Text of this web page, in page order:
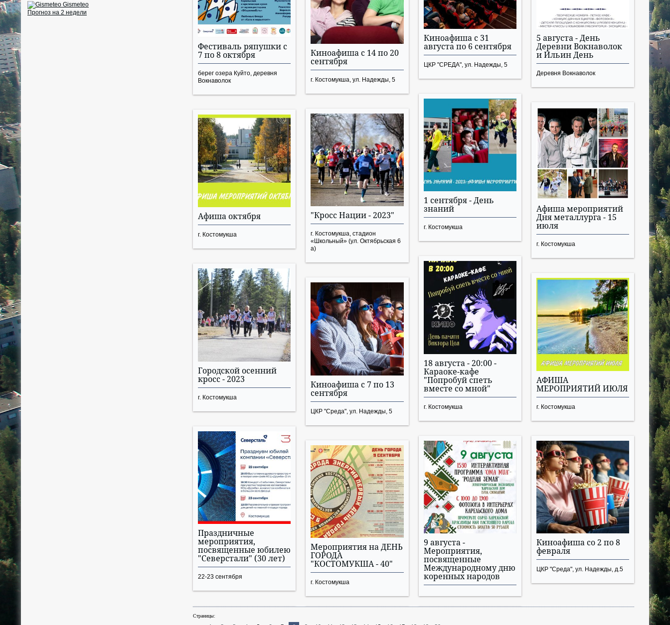
Gismeteo
Прогноз на 2 недели
Фестиваль ряпушки с
7 по 8 октября
берег озера Куйто, деревня
Вокнаволок
Афиша октября
г. Костомукша
Городской осенний
кросс - 2023
г. Костомукша
Праздничные
мероприятия,
посвященные юбилею
"Северстали" (30 лет)
22-23 сентября
Киноафиша с 14 по 20
сентября
г. Костомукша, ул. Надежды, 5
"Кросс Нации - 2023"
г. Костомукша, стадион
«Школьный» (ул. Октябрьская 6
а)
Киноафиша с 7 по 13
сентября
ЦКР "Среда", ул. Надежды, 5
Мероприятия на ДЕНЬ
ГОРОДА
"КОСТОМУКША - 40"
г. Костомукша
Киноафиша с 31
августа по 6 сентября
ЦКР "СРЕДА", ул. Надежды, 5
1 сентября - День
знаний
г. Костомукша
18 августа - 20:00 -
Караоке-кафе
"Попробуй спеть
вместе со мной"
г. Костомукша
9 августа -
Мероприятия,
посвященные
Международному дню
коренных народов
5 августа - День
Деревни Вокнаволок
и Ильин День
Деревня Вокнаволок
Афиша мероприятий
Дня металлурга - 15
июля
г. Костомукша
АФИША
МЕРОПРИЯТИЙ ИЮЛЯ
г. Костомукша
Киноафиша со 2 по 8
февраля
ЦКР "Среда", ул. Надежды, д.5
Страницы: